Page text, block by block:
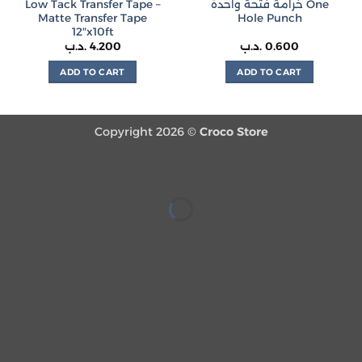
product
page
product
page
Low Tack Transfer Tape –
Matte Transfer Tape
12″x10ft
4.200 .د.ب
ADD TO CART
خرامة فتحة واحدة One
Hole Punch
0.600 .د.ب
ADD TO CART
Copyright 2026 © Croco Store